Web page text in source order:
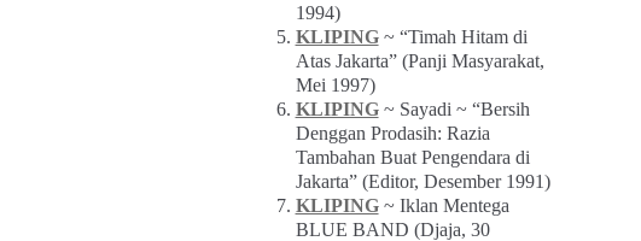
1994)
KLIPING~ “Timah Hitam di
Atas Jakarta” (Panji Masyarakat,
Mei 1997)
KLIPING~ Sayadi ~ “Bersih
Denggan Prodasih: Razia
Tambahan Buat Pengendara di
Jakarta” (Editor, Desember 1991)
KLIPING~ Iklan Mentega
BLUE BAND (Djaja, 30